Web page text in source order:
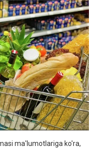
ma'lumotlariga ko'ra,